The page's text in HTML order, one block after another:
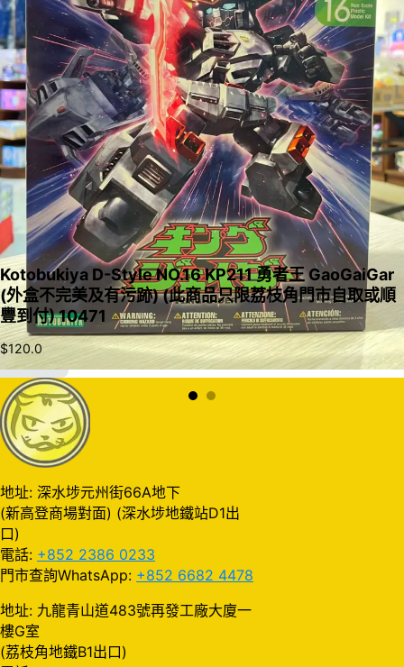
入購物車
Kotobukiya D-Style NO.16 KP211 勇者王 GaoGaiGar
(外盒不完美及有污跡) (此商品只限荔枝角門市自取或順
豐到付) 10471
$120.0
地址: 深水埗元州街66A地下
(新高登商場對面) (深水埗地鐵站D1出
口)
電話: +852 2386 0233
門市查詢WhatsApp: +852 6682 4478
地址: 九龍青山道483號再發工廠大廈一
樓G室
(荔枝角地鐵B1出口)